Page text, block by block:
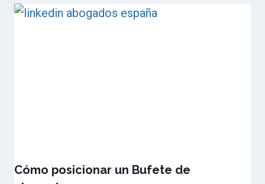
Cómo posicionar un Bufete de